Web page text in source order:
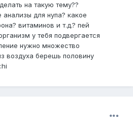
на такую тему??
анализы для нупа? какое
витаминов и т.д.? пей
у тебя подвергается
нужно множество
воздуха берешь половину